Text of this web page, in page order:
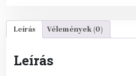
párásító,
hygrométer
mennyiség
Leírás Vélemények (0)
Leírás